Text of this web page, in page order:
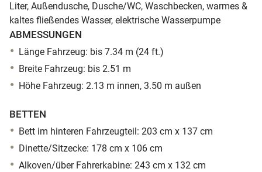
Liter, Außendusche, Dusche/WC, Waschbecken, warmes &
kaltes fließendes Wasser, elektrische Wasserpumpe
ABMESSUNGEN
Länge Fahrzeug: bis 7.34 m (24 ft.)
Breite Fahrzeug: bis 2.51 m
Höhe Fahrzeug: 2.13 m innen, 3.50 m außen
BETTEN
Bett im hinteren Fahrzeugteil: 203 cm x 137 cm
Dinette/Sitzecke: 178 cm x 106 cm
Alkoven/über Fahrerkabine: 243 cm x 132 cm